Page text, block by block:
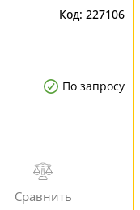
227106
По запросу